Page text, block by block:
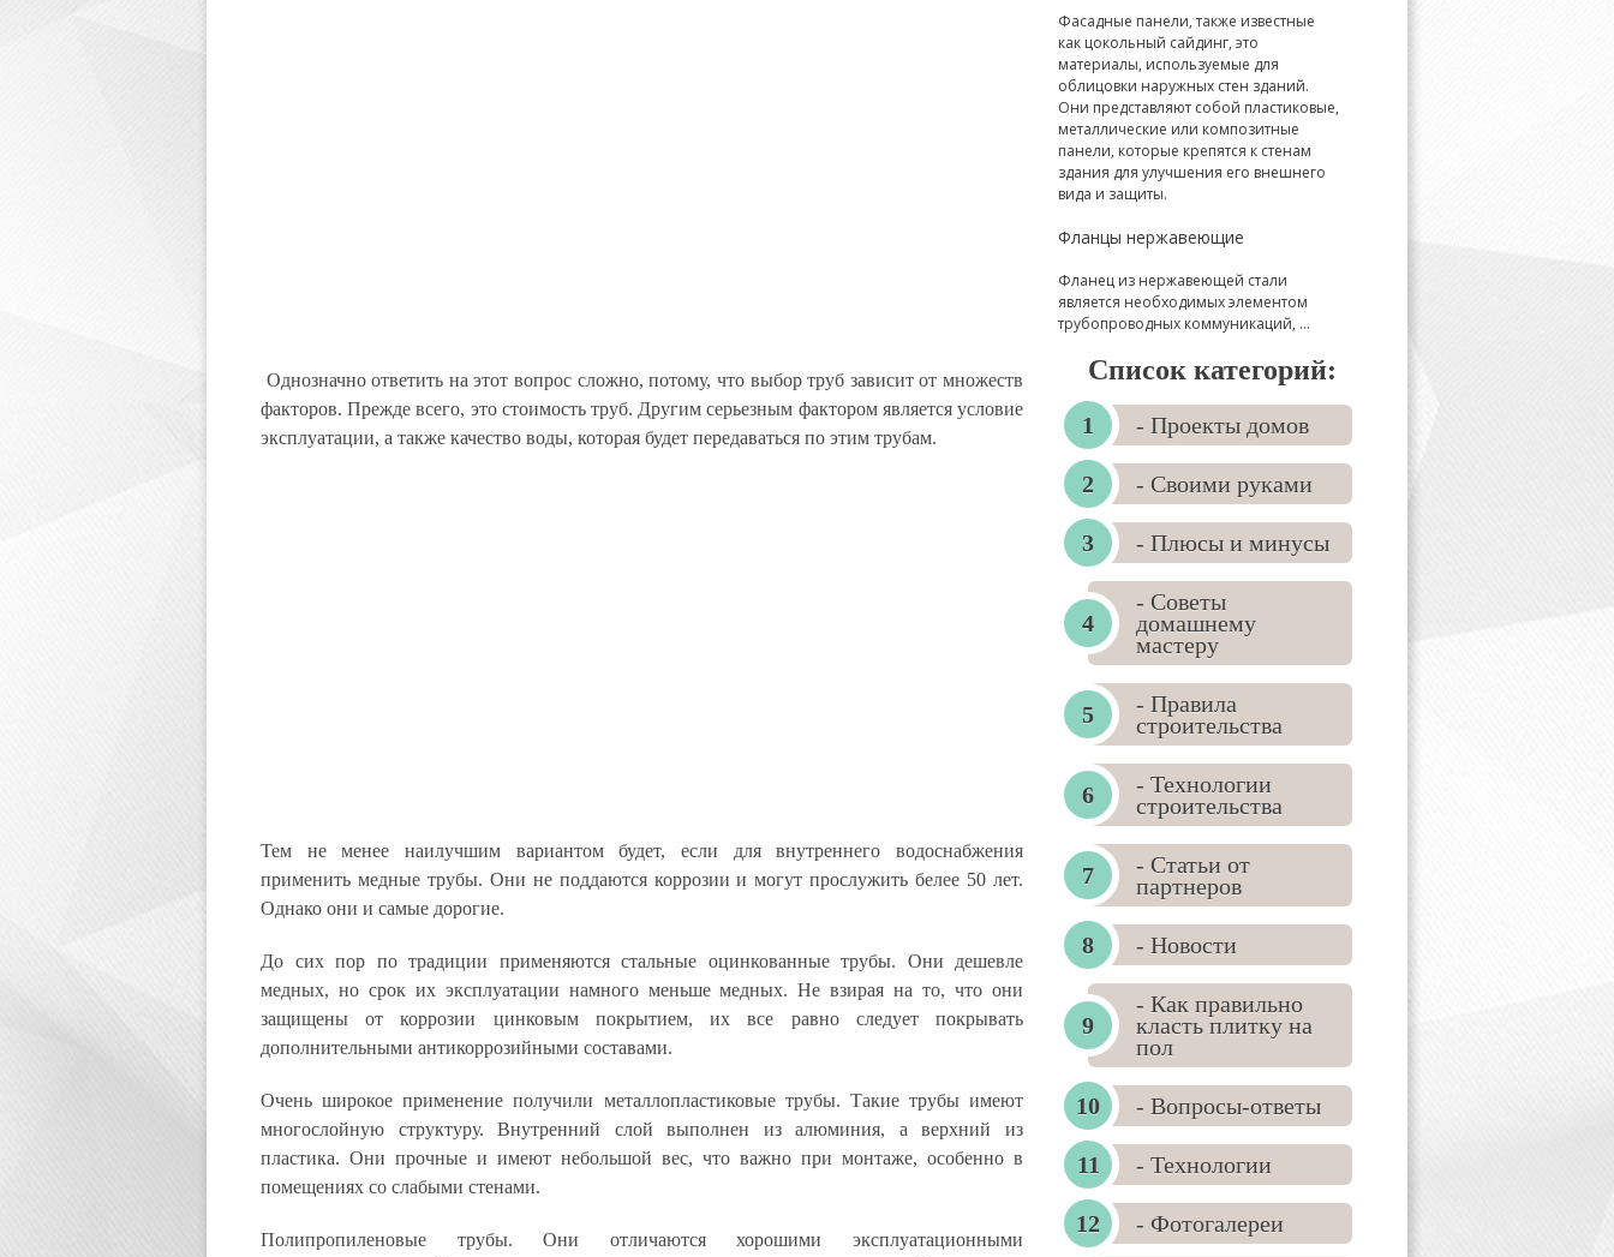
Однозначно ответить на этот вопрос сложно, потому, что выбор труб зависит от множеств
факторов. Прежде всего, это стоимость труб. Другим серьезным фактором является условие
эксплуатации, а также качество воды, которая будет передаваться по этим трубам.
Тем не менее наилучшим вариантом будет, если для внутреннего водоснабжения
применить медные трубы. Они не поддаются коррозии и могут прослужить белее 50 лет.
Однако они и самые дорогие.
До сих пор по традиции применяются стальные оцинкованные трубы. Они дешевле
медных, но срок их эксплуатации намного меньше медных. Не взирая на то, что они
защищены от коррозии цинковым покрытием, их все равно следует покрывать
дополнительными антикоррозийными составами.
Очень широкое применение получили металлопластиковые трубы. Такие трубы имеют
многослойную структуру. Внутренний слой выполнен из алюминия, а верхний из
пластика. Они прочные и имеют небольшой вес, что важно при монтаже, особенно в
помещениях со слабыми стенами.
Полипропиленовые трубы. Они отличаются хорошими эксплуатационными
Фасадные панели, также известные
как цокольный сайдинг, это
материалы, используемые для
облицовки наружных стен зданий.
Они представляют собой пластиковые,
металлические или композитные
панели, которые крепятся к стенам
здания для улучшения его внешнего
вида и защиты.
Фланцы нержавеющие
Фланец из нержавеющей стали
является необходимых элементом
трубопроводных коммуникаций, ...
Список категорий:
- Проекты домов
- Своими руками
- Плюсы и минусы
- Советы
домашнему
мастеру
- Правила
строительства
- Технологии
строительства
- Статьи от
партнеров
- Новости
- Как правильно
класть плитку на
пол
- Вопросы-ответы
- Технологии
- Фотогалереи